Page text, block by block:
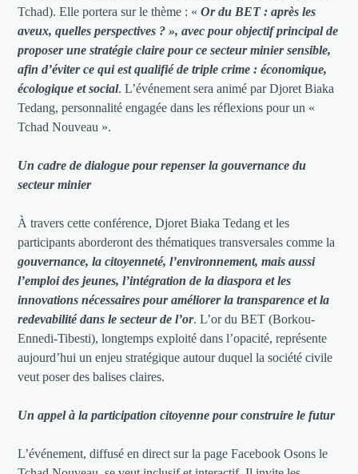
Tchad). Elle portera sur le thème : «Or du BET : après les
aveux, quelles perspectives ? », avec pour objectif principal de
proposer une stratégie claire pour ce secteur minier sensible,
afin d’éviter ce qui est qualifié de triple crime : économique,
écologique et social. L’événement sera animé par Djoret Biaka
Tedang, personnalité engagée dans les réflexions pour un «
Tchad Nouveau ».
Un cadre de dialogue pour repenser la gouvernance du
secteur minier
À travers cette conférence, Djoret Biaka Tedang et les
participants aborderont des thématiques transversales comme la
gouvernance, la citoyenneté, l’environnement, mais aussi
l’emploi des jeunes, l’intégration de la diaspora et les
innovations nécessaires pour améliorer la transparence et la
redevabilité dans le secteur de l’or. L’or du BET (Borkou-
Ennedi-Tibesti), longtemps exploité dans l’opacité, représente
aujourd’hui un enjeu stratégique autour duquel la société civile
veut poser des balises claires.
Un appel à la participation citoyenne pour construire le futur
L’événement, diffusé en direct sur la page Facebook Osons le